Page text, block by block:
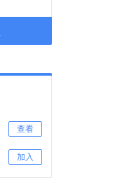
查看
加入